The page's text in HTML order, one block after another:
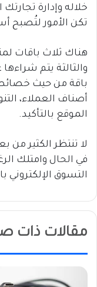
خلاله وإدارة
تكن الأمور لتُصبح
هناك ثلاث باقات
والثالثة يتم
باقة من حيث
أصناف العملاء،
الموقع بالتأكيد.
لا تنتظر الكثير من
في الحال وامتلك
التسوق الإلكتروني
مقالات ذات